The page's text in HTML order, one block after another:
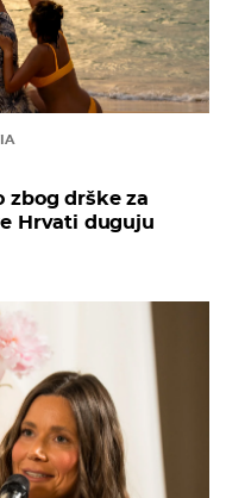
zbog drške za
Hrvati duguju